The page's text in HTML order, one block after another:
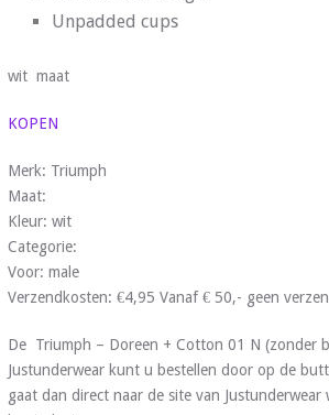
Unpadded cups
wit maat
KOPEN
Merk: Triumph
Maat:
Kleur: wit
Categorie:
Voor: male
Verzendkosten: €4,95 Vanaf € 50,- geen
De Triumph – Doreen + Cotton 01 N (zonder
Justunderwear kunt u bestellen door op de
gaat dan direct naar de site van Justunderwear